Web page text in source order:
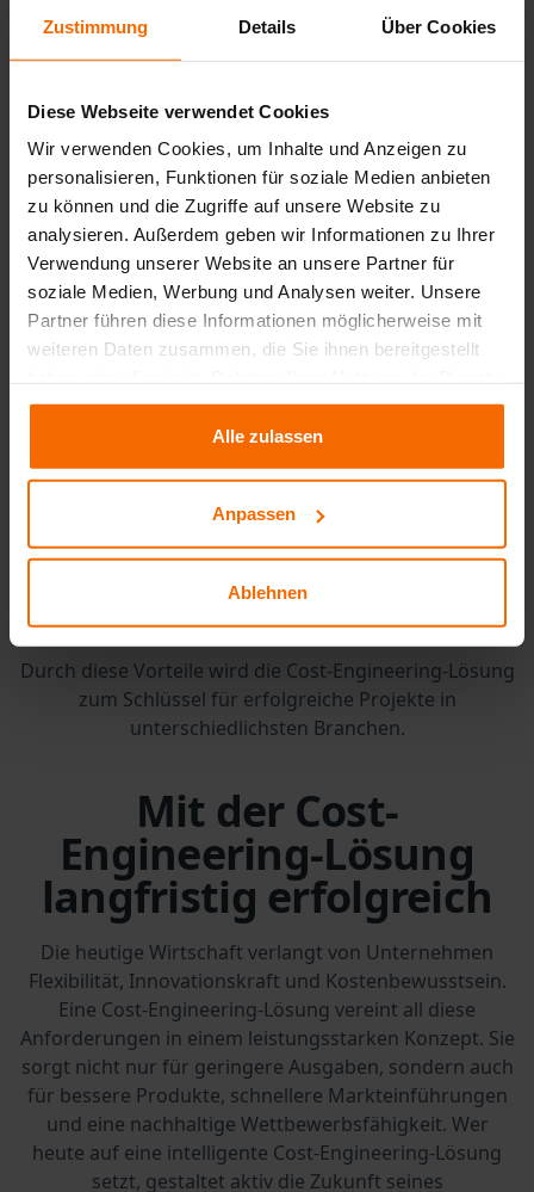
Zustimmung Details Über Cookies
Diese Webseite verwendet Cookies
Wir verwenden Cookies, um Inhalte und Anzeigen zu
personalisieren, Funktionen für soziale Medien anbieten
zu können und die Zugriffe auf unsere Website zu
analysieren. Außerdem geben wir Informationen zu Ihrer
Verwendung unserer Website an unsere Partner für
soziale Medien, Werbung und Analysen weiter. Unsere
Partner führen diese Informationen möglicherweise mit
weiteren Daten zusammen, die Sie ihnen bereitgestellt
gesammelt haben.
Alle zulassen
Anpassen
Ablehnen
Serienproduktion begleitet die Cost-Engineering-
Lösung jeden Schritt. Sie macht Kostenrisiken sichtbar,
nachhaltige Unternehmensstrategie unterstützen.
Praxisorientierte
Vorteile der Cost-
Engineering-Lösung
Eine moderne Cost-Engineering-Lösung ist weit mehr
Instrument, das den Blick für das Wesentliche schärft.
Unternehmen können mit ihr:
Entwicklungszeiten verkürzen
Materialkosten senken
Transparenz in der Kostenstruktur schaffen
Durch diese Vorteile wird die Cost-Engineering-Lösung
zum Schlüssel für erfolgreiche Projekte in
unterschiedlichsten Branchen.
Mit der Cost-
Engineering-Lösung
langfristig erfolgreich
Die heutige Wirtschaft verlangt von Unternehmen
Flexibilität, Innovationskraft und Kostenbewusstsein.
Eine Cost-Engineering-Lösung vereint all diese
Anforderungen in einem leistungsstarken Konzept. Sie
sorgt nicht nur für geringere Ausgaben, sondern auch
für bessere Produkte, schnellere Markteinführungen
und eine nachhaltige Wettbewerbsfähigkeit. Wer
heute auf eine intelligente Cost-Engineering-Lösung
setzt, gestaltet aktiv die Zukunft seines